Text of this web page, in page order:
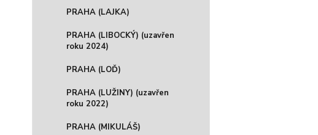
PRAHA (LAJKA)
PRAHA (LIBOCKÝ) (uzavřen
roku 2024)
PRAHA (LOĎ)
PRAHA (LUŽINY) (uzavřen
roku 2022)
PRAHA (MIKULÁŠ)